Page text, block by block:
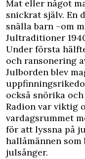
Mat eller något
snickrat själv. En
snälla barn –om
Jultraditioner
Under första
och ransonering
Julborden blev
också snörika
Radion var viktig
vardagsrummet
för att lyssna på
hallåmännen
julsånger.